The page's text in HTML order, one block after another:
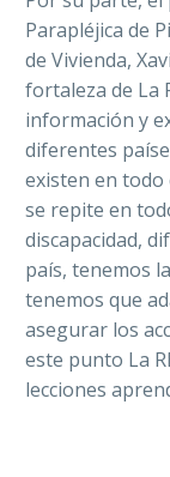
Parapléjica de
de Vivienda,
fortaleza de La
información y
diferentes
existen en todo
se repite en
discapacidad,
país, tenemos
tenemos que
asegurar los
este punto La
lecciones